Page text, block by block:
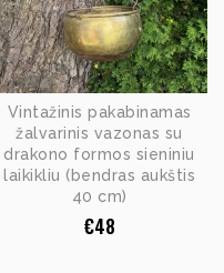
Vintažinis pakabinamas
žalvarinis vazonas su
drakono formos sieniniu
laikikliu (bendras aukštis
40 cm)
€48